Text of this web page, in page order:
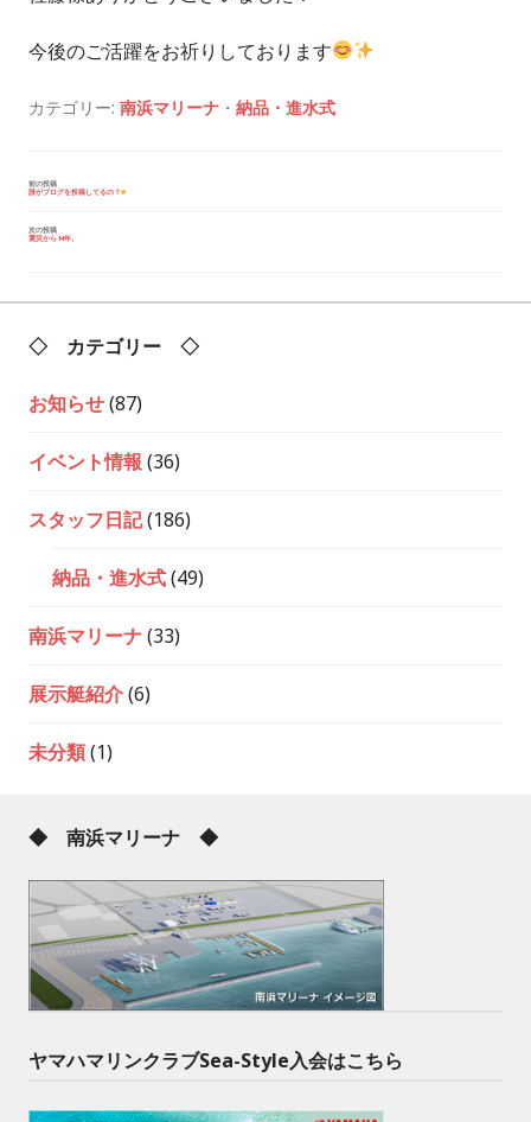
今後のご活躍をお祈りしております
カテゴリー: 南浜マリーナ ・ 納品・進水式
投
稿
ビ
ゲ
ン
前の投稿
誰がブログを投稿してるの？
次の投稿
震災から14年。
◇ カテゴリー ◇
お知らせ(87)
イベント情報 (36)
スタッフ日記(186)
納品・進水式(49)
南浜マリーナ(33)
展示艇紹介(6)
未分類(1)
◆ 南浜マリーナ ◆
ヤマハマリンクラブSea-Style入会はこちら